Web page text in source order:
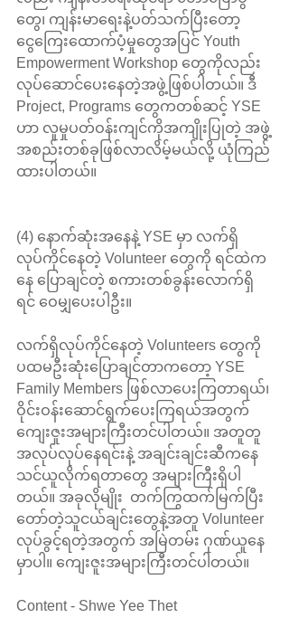
တွေ၊ ကျန်းမာရေးနဲ့ပတ်သက်ပြီးတော့
ငွေကြေးထောက်ပံ့မှုတွေအပြင် Youth
Empowerment Workshop တွေကိုလည်း
လုပ်ဆောင်ပေးနေတဲ့အဖွဲ့ဖြစ်ပါတယ်။ ဒီ
Project, Programs တွေကတစ်ဆင့် YSE
ဟာ လူမှုပတ်ဝန်းကျင်ကိုအကျိုးပြုတဲ့ အဖွဲ့
အစည်းတစ်ခုဖြစ်လာလိမ့်မယ်လို့ ယုံကြည်
ထားပါတယ်။
(4)‌ နောက်ဆုံးအနေနဲ့ YSE မှာ လက်ရှိ
လုပ်ကိုင်နေတဲ့ Volunteer တွေကို ရင်ထဲက
နေ ပြောချင်တဲ့ စကားတစ်ခွန်းလောက်ရှိ
ရင် ဝေမျှပေးပါဦး။
လက်ရှိလုပ်ကိုင်နေတဲ့ Volunteers တွေကို
ပထမဦးဆုံးပြောချင်တာကတော့ YSE
Family Members ဖြစ်လာပေးကြတာရယ်၊
ဝိုင်းဝန်းဆောင်ရွက်ပေးကြရယ်အတွက်
ကျေးဇူးအများကြီးတင်ပါတယ်။ အတူတူ
အလုပ်လုပ်နေရင်းနဲ့ အချင်းချင်းဆီကနေ
သင်ယူလိုက်ရတာတွေ အများကြီးရှိပါ
တယ်။ အခုလိုမျိုး  တက်ကြွထက်မြက်ပြီး
တော်တဲ့သူငယ်ချင်းတွေနဲ့အတူ Volunteer
လုပ်ခွင့်ရတဲ့အတွက် အမြဲတမ်း ဂုဏ်ယူနေ
မှာပါ။ ကျေးဇူးအများကြီးတင်ပါတယ်။
Content - Shwe Yee Thet